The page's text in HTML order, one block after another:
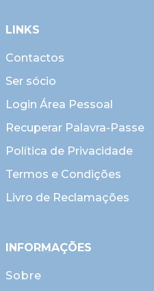
LINKS
Contactos
Ser sócio
Login Área Pessoal
Recuperar Palavra-Passe
Política de Privacidade
Termos e Condições
Livro de Reclamações
INFORMAÇÕES
Sobre